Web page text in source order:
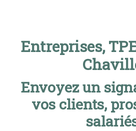
Entreprises,
Envoyez un
vos clients,